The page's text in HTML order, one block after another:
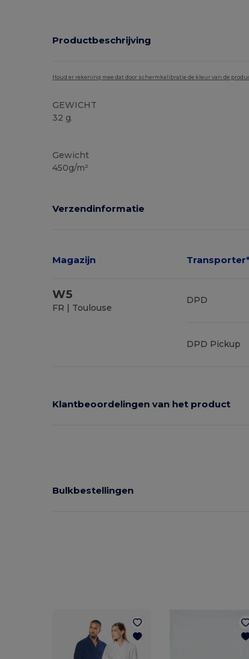
Productbeschrijving
Houd er rekening mee dat door schermkalibratie de kleur van de
GEWICHT
32 g.
Gewicht
450g/m²
Verzendinformatie
Magazijn Transporter*
W5
FR | Toulouse
DPD
DPD Pickup
Klantbeoordelingen van het product
Bulkbestellingen